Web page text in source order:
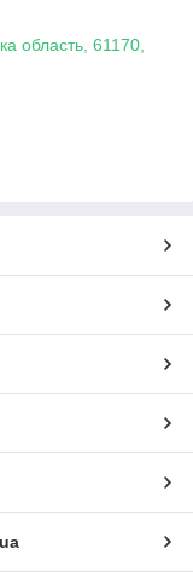
область, 61170,